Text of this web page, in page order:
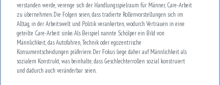
verstanden werde, verenge sich der Handlungsspielraum für Männer, Care-Arbeit
zu übernehmen. Die Folgen seien, dass tradierte Rollenvorstellungen sich im
Alltag, in der Arbeitswelt und Politik verankerten, wodurch Vertrauen in eine
geteilte Care-Arbeit sinke. Als Beispiel nannte Schölper ein Bild von
Männlichkeit, das Autofahren, Technik oder egozentrische
Konsumentscheidungen präferiere. Der Fokus liege daher auf Männlichkeit als
sozialem Konstrukt, was beinhalte, dass Geschlechterrollen sozial konstruiert
und dadurch auch veränderbar seien.